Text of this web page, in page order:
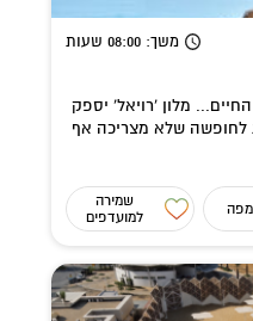
משך: 08:00 שעות
מלון 'רויאל' יספק
שלא מצריכה אף
שמירה
למועדפים